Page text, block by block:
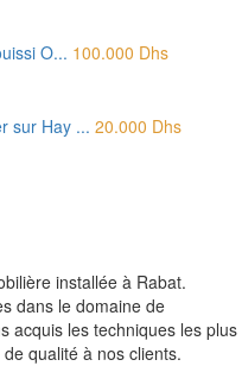
O... 100.000 Dhs
sur Hay ... 20.000 Dhs
installée à Rabat.
dans le domaine de
acquis les techniques les plus
qualité à nos clients.